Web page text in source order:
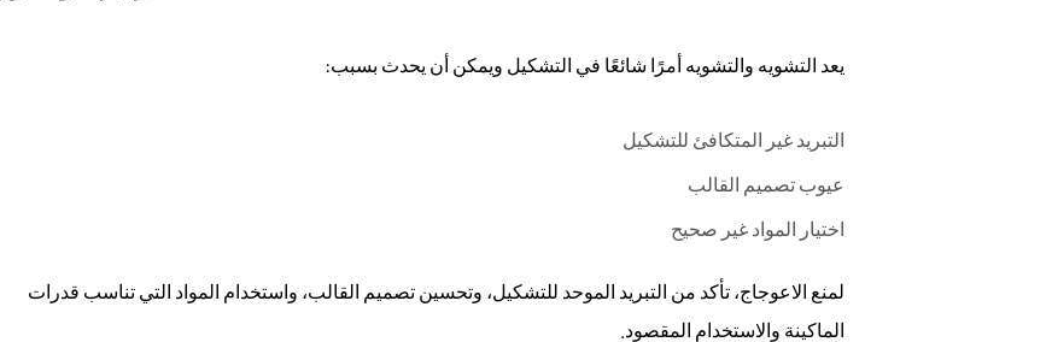
يعد التشويه والتشويه أمرًا شائعًا في التشكيل ويمكن أن يحدث بسبب:
التبريد غير المتكافئ للتشكيل
عيوب تصميم القالب
اختيار المواد غير صحيح
لمنع الاعوجاج، تأكد من التبريد الموحد للتشكيل، وتحسين تصميم القالب، واستخدام المواد التي تناسب قدرات
الماكينة والاستخدام المقصود.